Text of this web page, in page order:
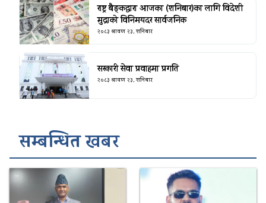
राष्ट्र बैङ्कद्वारा आजका (शनिबार)का लागि विदेशी
मुद्राको विनिमयदर सार्वजनिक
२०८३ श्रावण २३, शनिबार
सरकारी सेवा प्रवाहमा प्रगति
२०८३ श्रावण २३, शनिबार
सम्बन्धित खबर